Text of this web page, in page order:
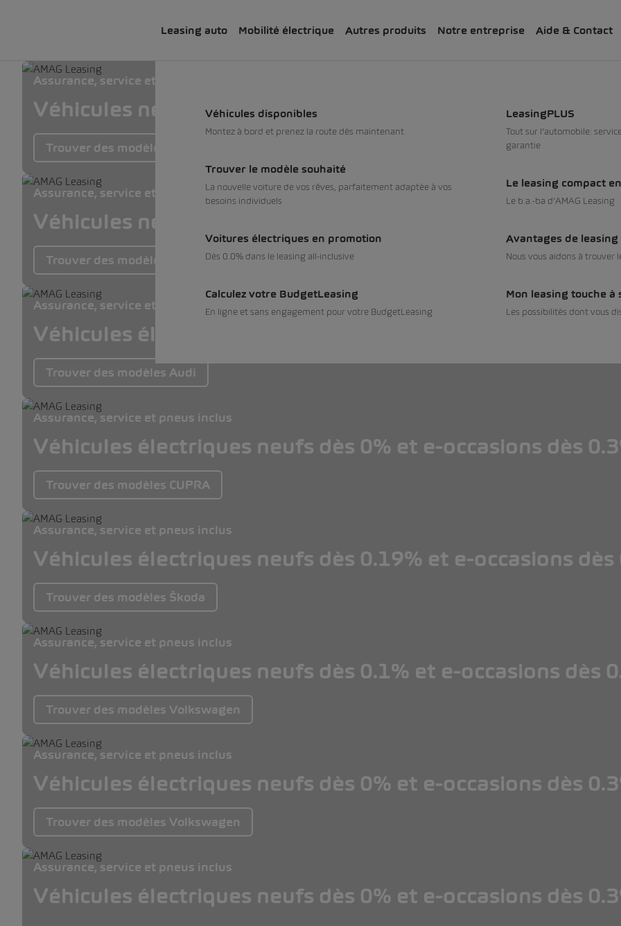
Leasing auto Mobilité électrique Autres produits Notre entreprise Aide & Contact
Véhicules disponibles
Montez à bord et prenez la route dès maintenant
Trouver le modèle souhaité
La nouvelle voiture de vos rêves, parfaitement adaptée à vos
besoins individuels
Voitures électriques en promotion
Dès 0.0% dans le leasing all-inclusive
Calculez votre BudgetLeasing
En ligne et sans engagement pour votre BudgetLeasing
LeasingPLUS
Tout sur l’automobile:
garantie
Le leasing compact
Le b.a.­-ba d’AMAG Leasing
Avantages de leasing
Nous vous aidons à trouver
Mon leasing touche à
Les possibilités dont vous
Assurance, service et pneus inclus
Véhicules neufs dès 0% et occasions dès 0.99%
Trouver des modèles
Assurance, service et pneus inclus
Véhicules neufs dès 0% et occasions dès 0.3%
Trouver des modèles SEAT
Assurance, service et pneus inclus
Véhicules électriques neufs dès 0% et e-occasions dès
Trouver des modèles Audi
Assurance, service et pneus inclus
Véhicules électriques neufs dès 0% et e-occasions dès
Trouver des modèles CUPRA
Assurance, service et pneus inclus
Véhicules électriques neufs dès 0.19% et e-occasions dès
Trouver des modèles Škoda
Assurance, service et pneus inclus
Véhicules électriques neufs dès 0.1% et e-occasions dès
Trouver des modèles Volkswagen
Assurance, service et pneus inclus
Véhicules électriques neufs dès 0% et e-occasions dès
Trouver des modèles Volkswagen
Assurance, service et pneus inclus
Véhicules électriques neufs dès 0% et e-occasions dès